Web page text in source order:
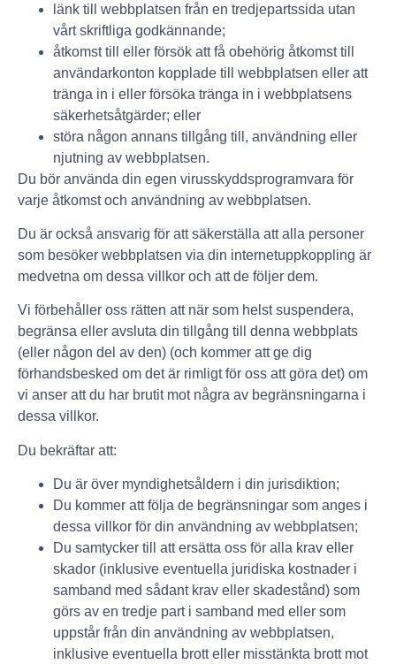
länk till webbplatsen från en tredjepartssida utan
vårt skriftliga godkännande;
åtkomst till eller försök att få obehörig åtkomst till
användarkonton kopplade till webbplatsen eller att
tränga in i eller försöka tränga in i webbplatsens
säkerhetsåtgärder; eller
störa någon annans tillgång till, användning eller
njutning av webbplatsen.
Du bör använda din egen virusskyddsprogramvara för
varje åtkomst och användning av webbplatsen.
Du är också ansvarig för att säkerställa att alla personer
som besöker webbplatsen via din internetuppkoppling är
medvetna om dessa villkor och att de följer dem.
Vi förbehåller oss rätten att när som helst suspendera,
begränsa eller avsluta din tillgång till denna webbplats
(eller någon del av den) (och kommer att ge dig
förhandsbesked om det är rimligt för oss att göra det) om
vi anser att du har brutit mot några av begränsningarna i
dessa villkor.
Du bekräftar att:
Du är över myndighetsåldern i din jurisdiktion;
Du kommer att följa de begränsningar som anges i
dessa villkor för din användning av webbplatsen;
Du samtycker till att ersätta oss för alla krav eller
skador (inklusive eventuella juridiska kostnader i
samband med sådant krav eller skadestånd) som
görs av en tredje part i samband med eller som
uppstår från din användning av webbplatsen,
inklusive eventuella brott eller misstänkta brott mot